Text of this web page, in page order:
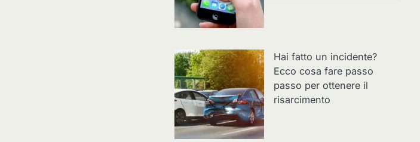
Hai fatto un incidente?
Ecco cosa fare passo
passo per ottenere il
risarcimento